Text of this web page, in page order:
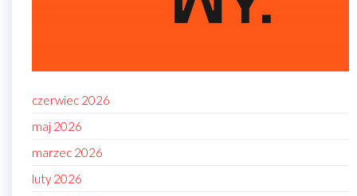
czerwiec 2026
maj 2026
marzec 2026
luty 2026